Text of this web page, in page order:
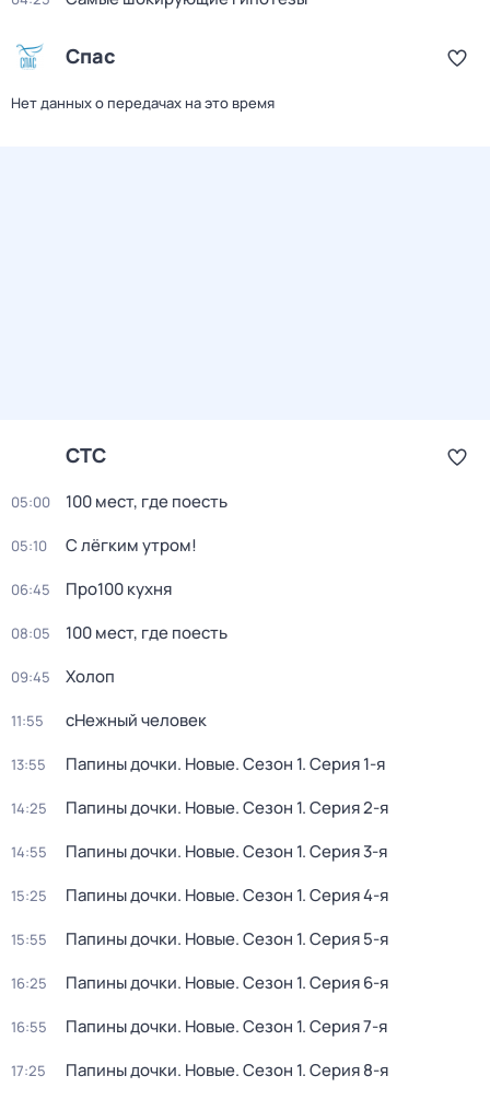
Спас
Нет данных о передачах на это время
СТС
05:00 100 мест, где поесть
05:10 С лёгким утром!
06:45 Про100 кухня
08:05 100 мест, где поесть
09:45 Холоп
11:55 сНежный человек
13:55 Папины дочки. Новые. Сезон 1. Серия 1-я
14:25 Папины дочки. Новые. Сезон 1. Серия 2-я
14:55 Папины дочки. Новые. Сезон 1. Серия 3-я
15:25 Папины дочки. Новые. Сезон 1. Серия 4-я
15:55 Папины дочки. Новые. Сезон 1. Серия 5-я
16:25 Папины дочки. Новые. Сезон 1. Серия 6-я
16:55 Папины дочки. Новые. Сезон 1. Серия 7-я
17:25 Папины дочки. Новые. Сезон 1. Серия 8-я